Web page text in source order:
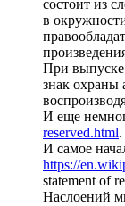
состоит из
в
При
знак охраны
И еще
reserved.html.
И самое
https://
statement of
Наслоений